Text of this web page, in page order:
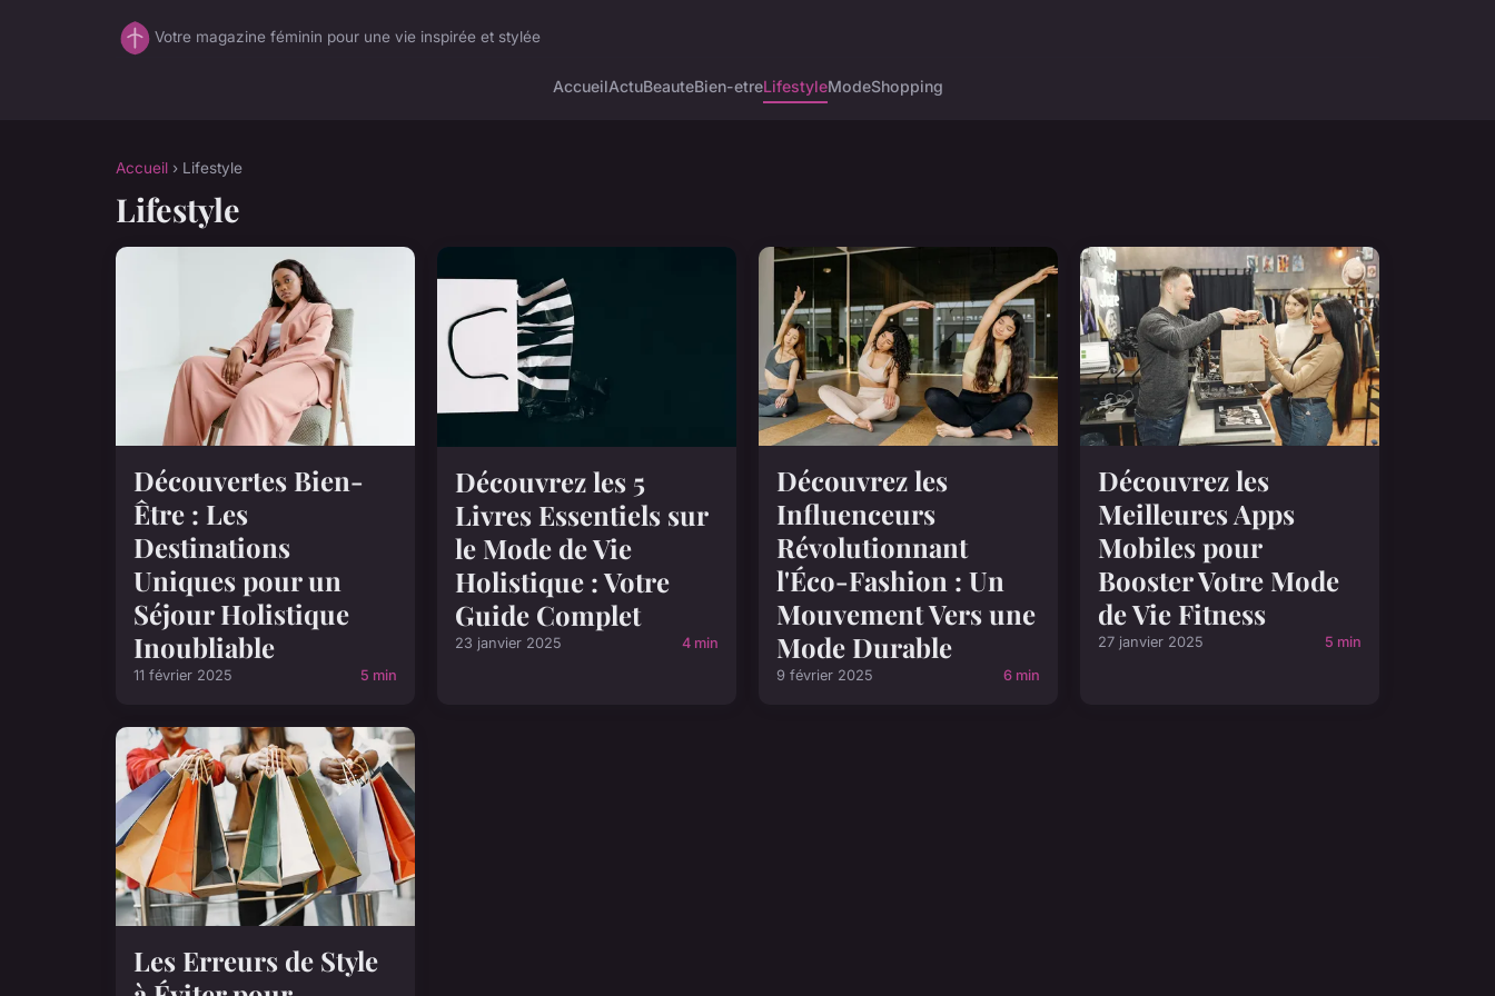
Votre magazine féminin pour une vie inspirée et stylée
AccueilActuBeauteBien-etreLifestyleModeShopping
Accueil › Lifestyle
Lifestyle
Découvertes Bien-
Être : Les
Destinations
Uniques pour un
Séjour Holistique
Inoubliable
11 février 2025 5 min
Découvrez les 5
Livres Essentiels sur
le Mode de Vie
Holistique : Votre
Guide Complet
23 janvier 2025 4 min
Découvrez les
Influenceurs
Révolutionnant
l'Éco-Fashion : Un
Mouvement Vers une
Mode Durable
9 février 2025 6 min
Découvrez les
Meilleures Apps
Mobiles pour
Booster Votre Mode
de Vie Fitness
27 janvier 2025 5 min
Les Erreurs de Style